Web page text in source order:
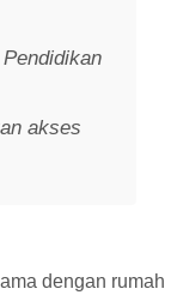
akses
dengan rumah